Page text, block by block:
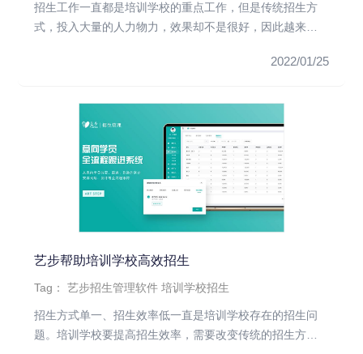
招生工作一直都是培训学校的重点工作，但是传统招生方
式，投入大量的人力物力，效果却不是很好，因此越来越
2022/01/25
艺步帮助培训学校高效招生
Tag：艺步招生管理软件 培训学校招生
招生方式单一、招生效率低一直是培训学校存在的招生问
题。培训学校要提高招生效率，需要改变传统的招生方